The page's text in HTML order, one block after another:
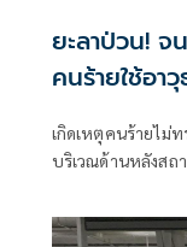
ยะลาป่วน! จ
คนร้ายใช้อา
เกิดเหตุคนร้ายไม่
บริเวณด้านหลังสถ